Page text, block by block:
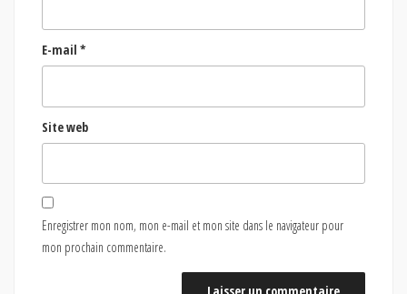
E-mail *
Site web
Enregistrer mon nom, mon e-mail et mon site dans le navigateur pour
mon prochain commentaire.